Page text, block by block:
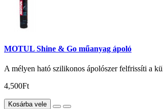
MOTUL Shine & Go műanyag ápoló
A mélyen ható szilikonos ápolószer felfrissíti a
4,500Ft
Kosárba vele